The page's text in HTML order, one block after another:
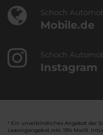
Schoch
Mobile.de
Schoch
Instagram
¹ Ein unverbindliches Angebot der
Leasingangebot inkl. 19% MwSt.